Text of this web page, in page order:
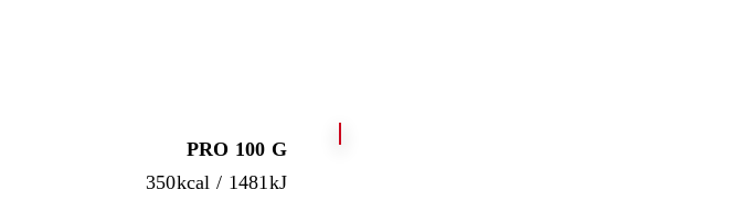
PRO 100 G
350kcal / 1481kJ